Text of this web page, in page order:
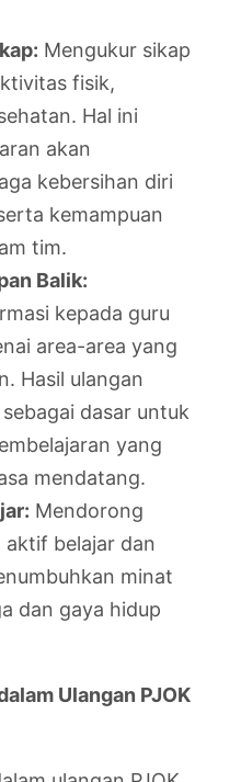
Mengukur sikap
fisik,
Hal ini
akan
kebersihan diri
kemampuan
tim.
Balik:
kepada guru
area-area yang
Hasil ulangan
dasar untuk
yang
mendatang.
Mendorong
aktif belajar dan
minat
dan gaya hidup
Ulangan PJOK